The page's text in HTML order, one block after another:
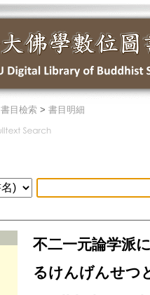
書目檢索 > 書目明細
不二一元論学派
るけんげんせつ